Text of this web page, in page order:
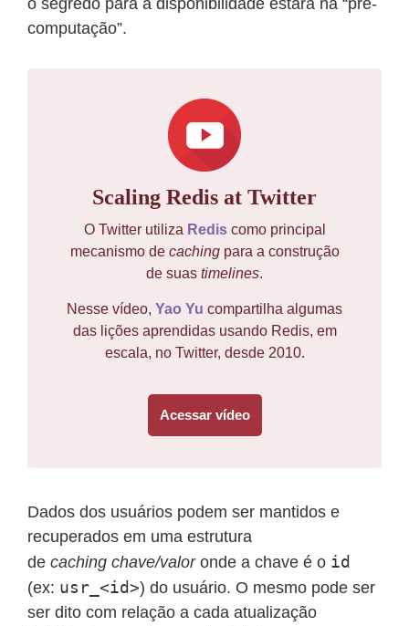
computação”.
Scaling Redis at Twitter
O Twitter utiliza Rediscomo principal
mecanismo de cachingpara a construção
de suas timelines.
Nesse vídeo, Yao Yu compartilha algumas
das lições aprendidas usando Redis, em
escala, no Twitter, desde 2010.
Acessar vídeo
Dados dos usuários podem ser mantidos e
recuperados em uma estrutura
de caching chave/valoronde a chave é o id
(ex: usr_<id>) do usuário. O mesmo pode ser
ser dito com relação a cada atualização